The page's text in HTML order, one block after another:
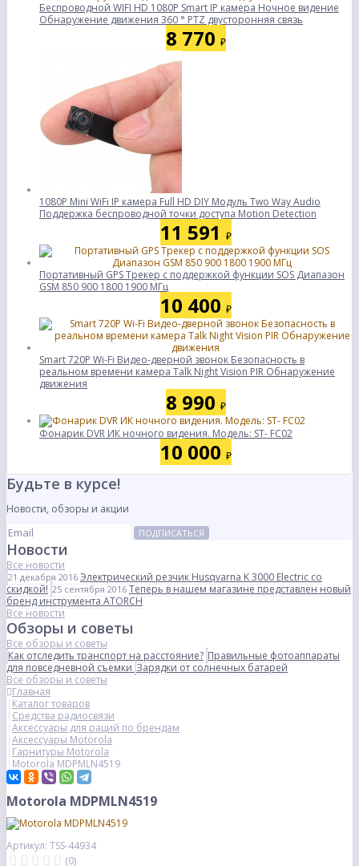
Беспроводной WIFI HD 1080P Smart IP камера Ночное видение
Обнаружение движения 360 ° PTZ двусторонняя связь
8 770 ₽
1080P Mini WiFi IP камера Full HD DIY Модуль Two Way Audio
Поддержка беспроводной точки доступа Motion Detection
11 591 ₽
Портативный GPS Tрекер с поддержкой функции SOS Диапазон
GSM 850 900 1800 1900 МГц
10 400 ₽
Smart 720P Wi-Fi Видео-дверной звонок Безопасность в
реальном времени камера Talk Night Vision PIR Обнаружение
движения
8 990 ₽
Фонарик DVR ИК ночного видения. Модель: ST- FC02
10 000 ₽
Будьте в курсе!
Новости, обзоры и акции
ПОДПИСАТЬСЯ
Новости
Все новости
21 декабря 2016 Электрический резчик Husqvarna K 3000 Electric со
скидкой! 25 сентября 2016 Теперь в нашем магазине представлен новый
бренд инструмента ATORCH
Все новости
Обзоры и советы
Все обзоры и советы
Как отследить транспорт на расстояние? Правильные фотоаппараты
для повседневной съемкиЗарядки от солнечных батарей
Все обзоры и советы
Главная
Каталог товаров
Средства радиосвязи
Аксессуары для раций по брендам
Аксессуары Motorola
Гарнитуры Motorola
Motorola MDPMLN4519
Motorola MDPMLN4519
Артикул: TSS-44934
(0)